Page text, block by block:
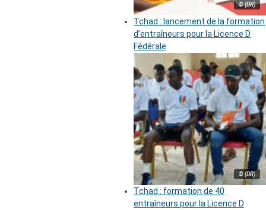
© (DR)
Tchad : lancement de la formation
d’entraîneurs pour la Licence D
Fédérale
© (DR)
Tchad : formation de 40
entraîneurs pour la Licence D